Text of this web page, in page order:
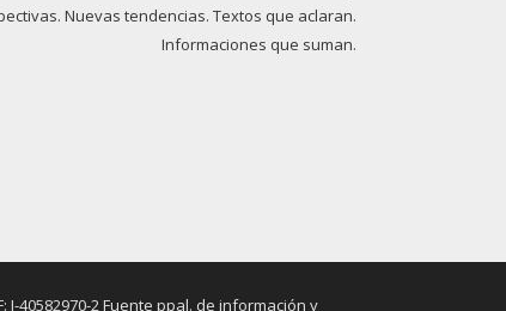
Nuevas tendencias. Textos que aclaran.
Informaciones que suman.
40582970-2 Fuente ppal. de información y